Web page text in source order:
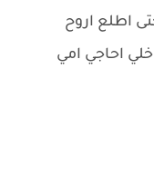
للساعه شوكت اصير بال 2حتى اطلع اروح
احاجي امي